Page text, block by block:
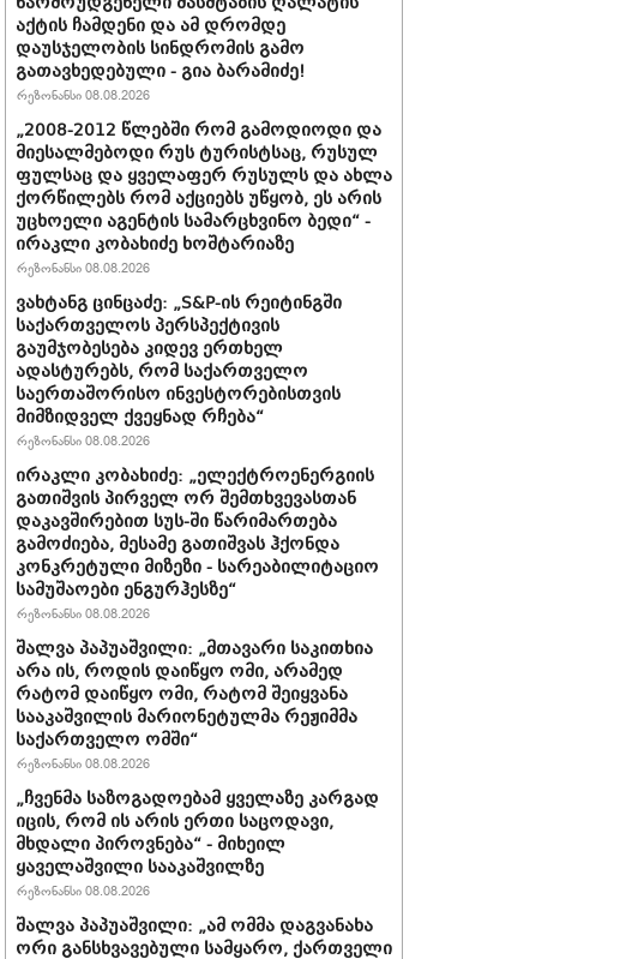
აქტის ჩამდენი და ამ დრომდე
დაუსჯელობის სინდრომის გამო
გათავხედებული - გია ბარამიძე!
რეზონანსი 08.08.2026
„2008-2012 წლებში რომ გამოდიოდი და
მიესალმებოდი რუს ტურისტსაც, რუსულ
ფულსაც და ყველაფერ რუსულს და ახლა
ქორწილებს რომ აქციებს უწყობ, ეს არის
უცხოელი აგენტის სამარცხვინო ბედი“ -
ირაკლი კობახიძე ხოშტარიაზე
რეზონანსი 08.08.2026
ვახტანგ ცინცაძე: „S&P-ის რეიტინგში
საქართველოს პერსპექტივის
გაუმჯობესება კიდევ ერთხელ
ადასტურებს, რომ საქართველო
საერთაშორისო ინვესტორებისთვის
მიმზიდველ ქვეყნად რჩება“
რეზონანსი 08.08.2026
ირაკლი კობახიძე: „ელექტროენერგიის
გათიშვის პირველ ორ შემთხვევასთან
დაკავშირებით სუს-ში წარიმართება
გამოძიება, მესამე გათიშვას ჰქონდა
კონკრეტული მიზეზი - სარეაბილიტაციო
სამუშაოები ენგურჰესზე“
რეზონანსი 08.08.2026
შალვა პაპუაშვილი: „მთავარი საკითხია
არა ის, როდის დაიწყო ომი, არამედ
რატომ დაიწყო ომი, რატომ შეიყვანა
სააკაშვილის მარიონეტულმა რეჟიმმა
საქართველო ომში“
რეზონანსი 08.08.2026
„ჩვენმა საზოგადოებამ ყველაზე კარგად
იცის, რომ ის არის ერთი საცოდავი,
მხდალი პიროვნება“ - მიხეილ
ყაველაშვილი სააკაშვილზე
რეზონანსი 08.08.2026
შალვა პაპუაშვილი: „ამ ომმა დაგვანახა
ორი განსხვავებული სამყარო, ქართველი